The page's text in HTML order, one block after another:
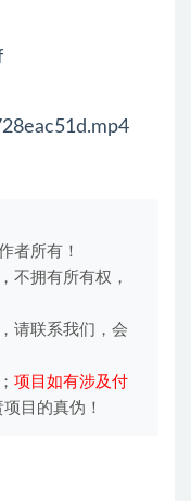
者所有！
不拥有所有权，
请联系我们，会
项目如有涉及付
目的真伪！